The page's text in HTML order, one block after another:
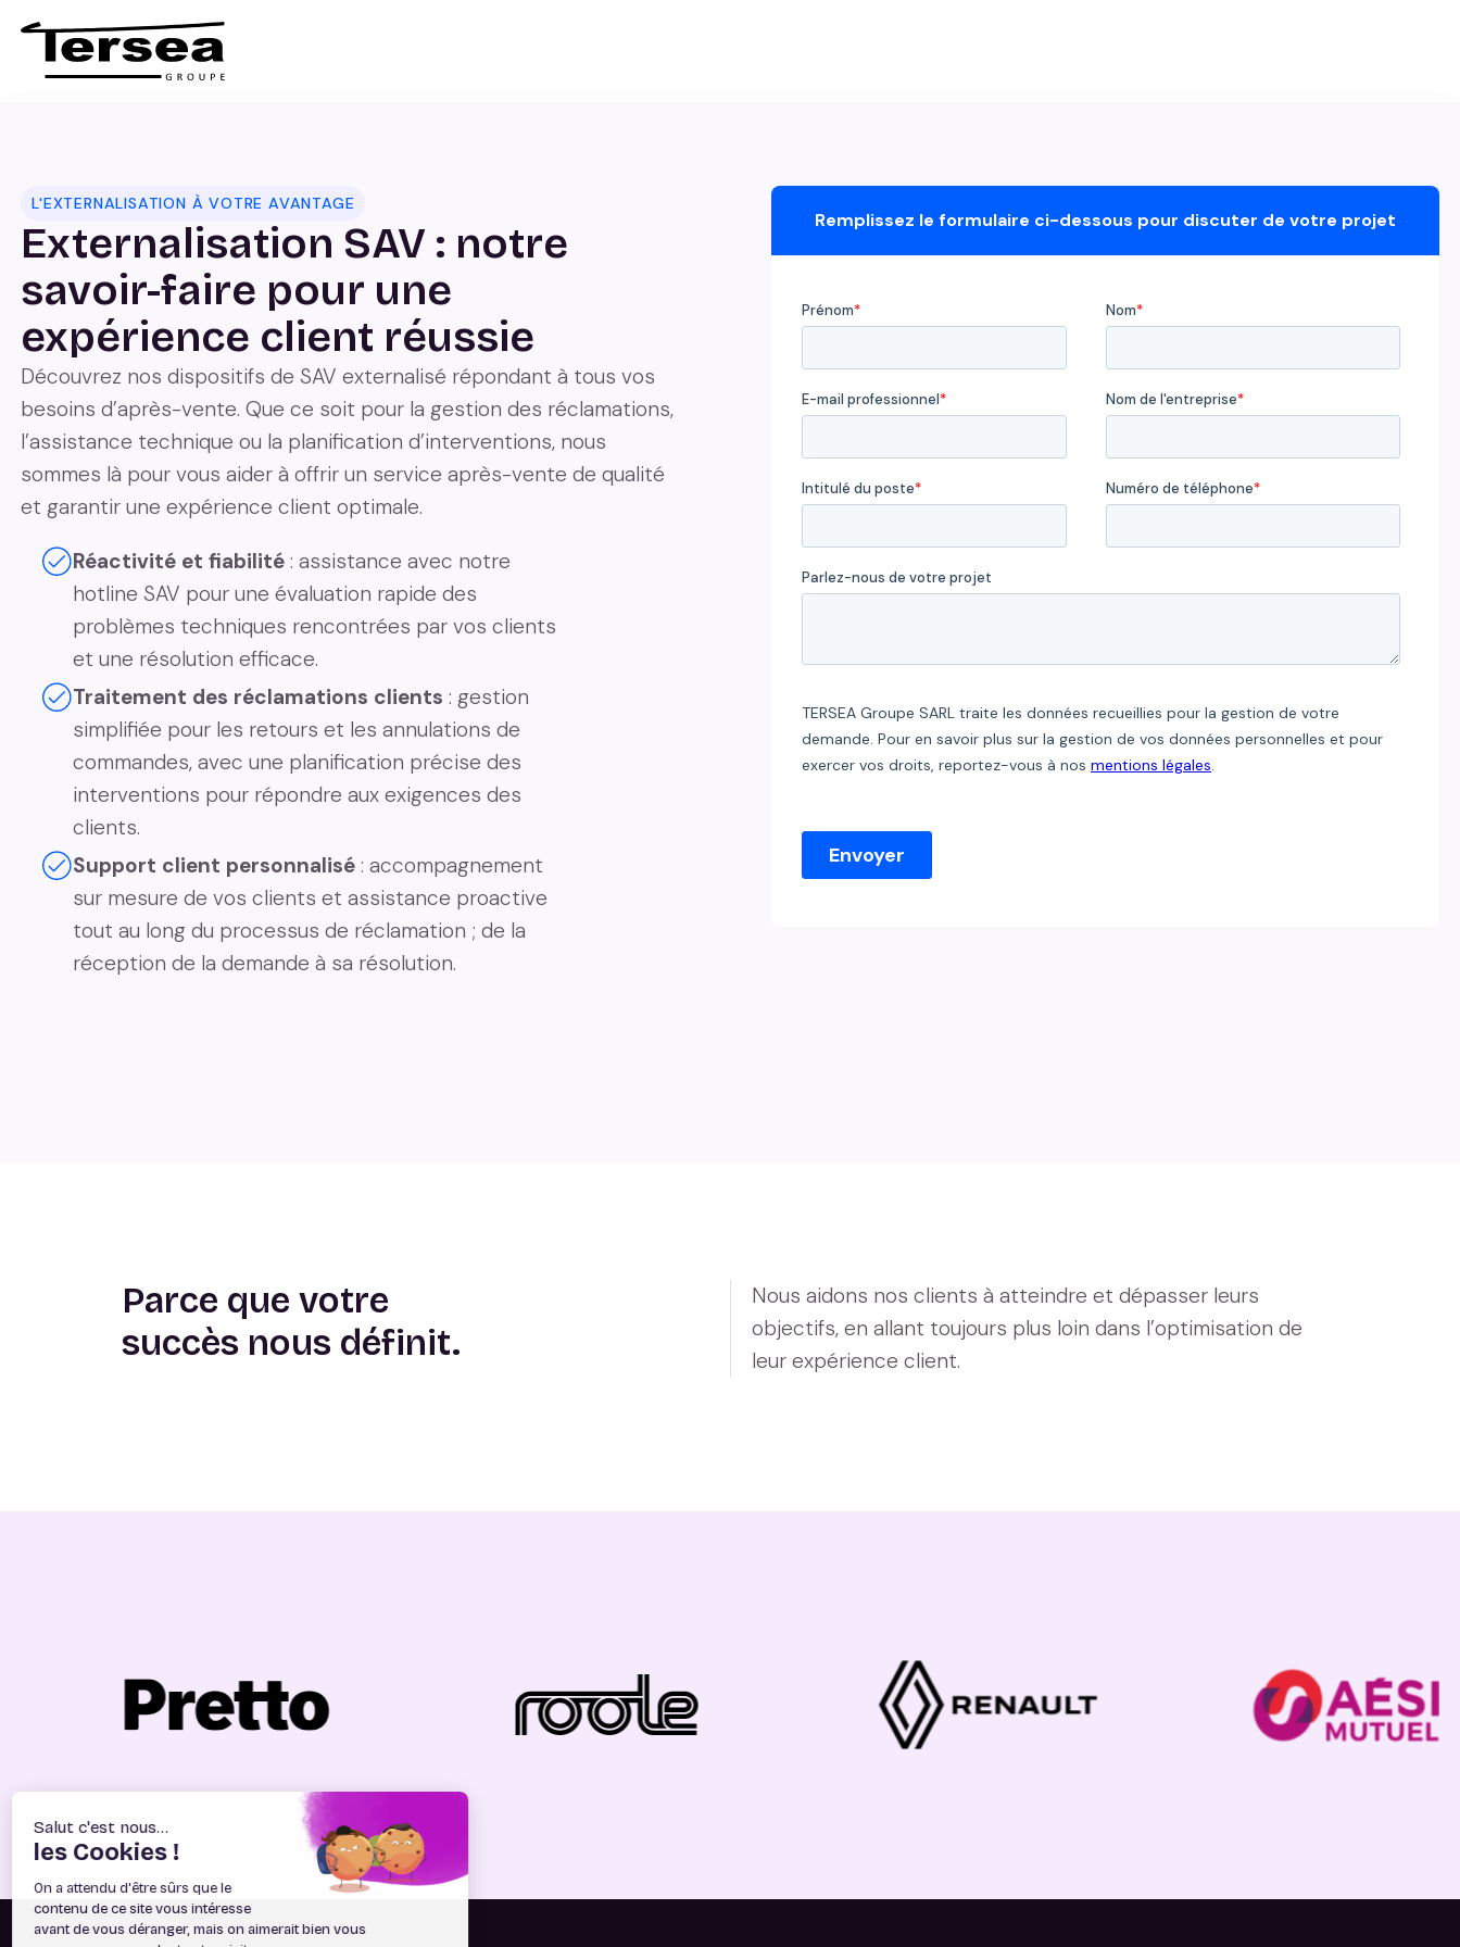
L'EXTERNALISATION À VOTRE AVANTAGE
Externalisation SAV : notre
savoir-faire pour une
expérience client réussie
Découvrez nos dispositifs de SAV externalisé répondant à tous vos
besoins d’après-vente. Que ce soit pour la gestion des réclamations,
l’assistance technique ou la planification d’interventions, nous
sommes là pour vous aider à offrir un service après-vente de qualité
et garantir une expérience client optimale.
Réactivité et fiabilité: assistance avec notre
hotline SAV pour une évaluation rapide des
problèmes techniques rencontrées par vos clients
et une résolution efficace.
Traitement des réclamations clients : gestion
simplifiée pour les retours et les annulations de
commandes, avec une planification précise des
interventions pour répondre aux exigences des
clients.
Support client personnalisé: accompagnement
sur mesure de vos clients et assistance proactive
tout au long du processus de réclamation ; de la
réception de la demande à sa résolution.
Remplissez le formulaire ci-dessous pour discuter de votre projet
Parce que votre
succès nous définit.
Nous aidons nos clients à atteindre et dépasser leurs
objectifs, en allant toujours plus loin dans l’optimisation de
leur expérience client.